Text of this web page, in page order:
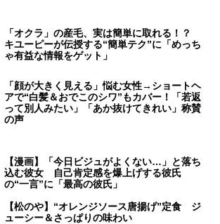
「オクラ」の産毛、実は簡単に取れる！？
キユーピーが伝授する“簡単テク”に「めっち
ゃ有益な情報をゲット」
「顔が大きく見える」悩む女性→ショートヘ
アで“白髪＆おでこのシワ”もカバー！「若返
って別人みたい」「あか抜けてきれい」称賛
の声
【漫画】「今日ビジュがよくない…」と落ち
込む彼女 自己肯定感を爆上げする彼氏
の“一言”に「最高の彼氏」
【松のや】“オレンジソース唐揚げ”定食 ジ
ューシー＆さっぱりの味わい